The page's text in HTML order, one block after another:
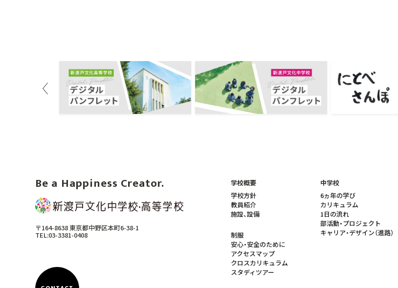
Previous
Be a Happiness Creator.
〒164-8638 東京都中野区本町6-38-1
TEL:03-3381-0408
学校概要
学校方針
教員紹介
施設、設備
制服
安心・安全のために
アクセスマップ
クロスカリキュラム
スタディツアー
中学校
6ヵ年の学び
カリキュラム
1日の流れ
部活動・プロジェクト
キャリア・デザイン（進路）